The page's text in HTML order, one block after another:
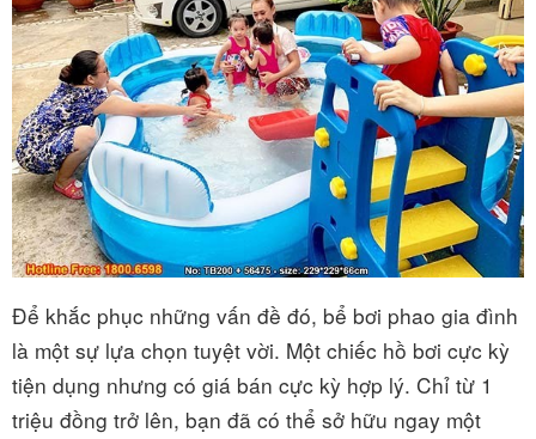
Để khắc phục những vấn đề đó, bể bơi phao gia đình
là một sự lựa chọn tuyệt vời. Một chiếc hồ bơi cực kỳ
tiện dụng nhưng có giá bán cực kỳ hợp lý. Chỉ từ 1
triệu đồng trở lên, bạn đã có thể sở hữu ngay một